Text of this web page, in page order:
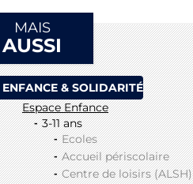
MAIS
AUSSI
ENFANCE & SOLIDARITÉ
Espace Enfance
3-11 ans
Ecoles
Accueil périscolaire
Centre de loisirs (ALSH)